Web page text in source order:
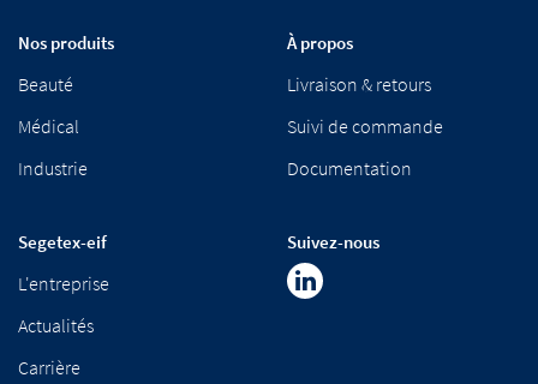
Nos produits
Beauté
Médical
Industrie
À propos
Livraison & retours
Suivi de commande
Documentation
Segetex-eif
L'entreprise
Actualités
Carrière
Suivez-nous